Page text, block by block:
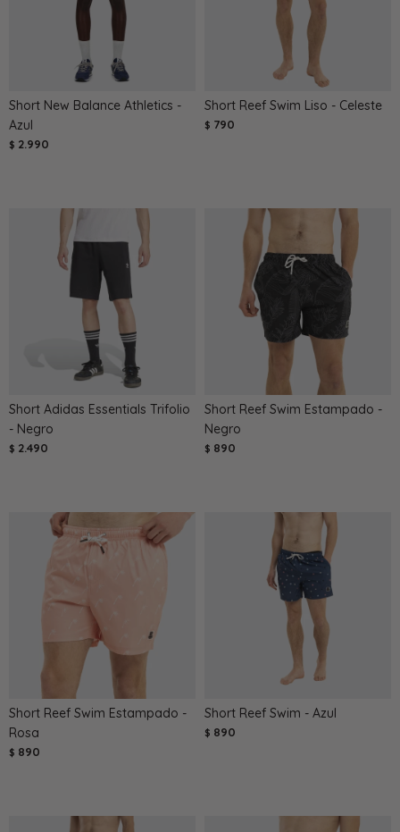
Short New Balance Athletics -
Azul
$ 2.990
Short Reef Swim Liso - Celeste
$ 790
Short Adidas Essentials Trifolio
- Negro
$ 2.490
Short Reef Swim Estampado -
Negro
$ 890
Short Reef Swim Estampado -
Rosa
$ 890
Short Reef Swim - Azul
$ 890